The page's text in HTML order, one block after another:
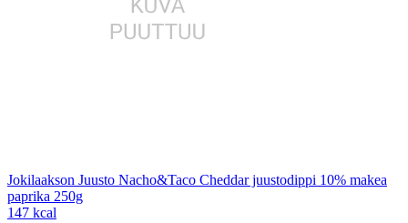
Jokilaakson Juusto Nacho&Taco Cheddar juustodippi 10% makea
paprika 250g
147 kcal